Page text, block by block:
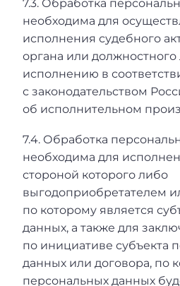
7.3. Обработка
необходима для
исполнения судебного
органа или
исполнению в
с законодательством
об исполнительном
7.4. Обработка
необходима для
стороной которого либо
выгодоприобретателем
по которому является
данных, а также для
по инициативе субъекта
данных или договора, по
персональных данных